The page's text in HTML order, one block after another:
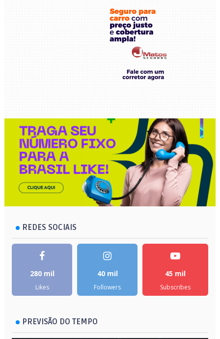
REDES SOCIAIS
280 mil
Likes
40 mil
Followers
45 mil
Subscribes
PREVISÃO DO TEMPO